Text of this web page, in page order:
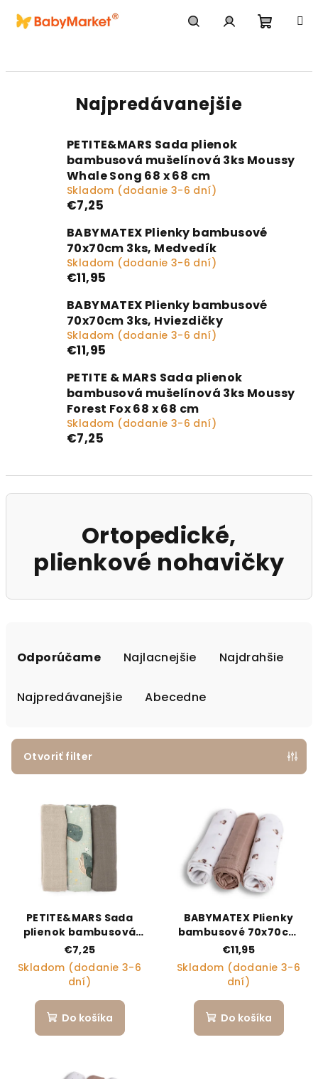
Najpredávanejšie
PETITE&MARS Sada plienok
bambusová mušelínová 3ks Moussy
Whale Song 68 x 68 cm
Skladom (dodanie 3-6 dní)
€7,25
BABYMATEX Plienky bambusové
70x70cm 3ks, Medvedík
Skladom (dodanie 3-6 dní)
€11,95
BABYMATEX Plienky bambusové
70x70cm 3ks, Hviezdičky
Skladom (dodanie 3-6 dní)
€11,95
PETITE & MARS Sada plienok
bambusová mušelínová 3ks Moussy
Forest Fox 68 x 68 cm
Skladom (dodanie 3-6 dní)
€7,25
Ortopedické,
plienkové nohavičky
Odporúčame Najlacnejšie Najdrahšie
Najpredávanejšie Abecedne
Otvoriť filter
PETITE&MARS Sada
plienok bambusová
mušelínová 3ks Moussy
Whale Song 68 x 68 cm
€7,25
Skladom (dodanie 3-6
dní)
Do košíka
BABYMATEX Plienky
bambusové 70x70cm
3ks, Medvedík
€11,95
Skladom (dodanie 3-6
dní)
Do košíka